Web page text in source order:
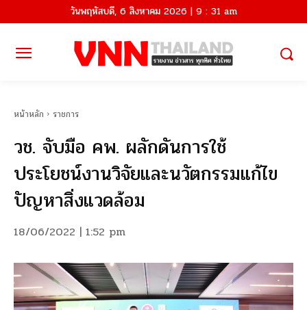
วันพฤหัสบดี, 6 สิงหาคม 2026 | 9 : 31 am
หน้าหลัก ราชการ
วช. จับมือ คพ. ผลักดันการใช้
ประโยชน์งานวิจัยและนวัตกรรมแก้ไข
ปัญหาสิ่งแวดล้อม
18/06/2022 | 1:52 pm